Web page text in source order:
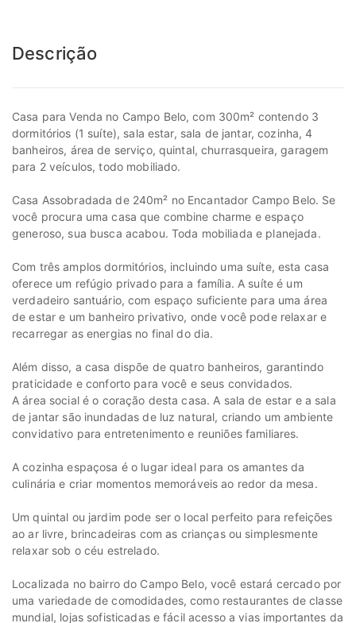
Descrição
Casa para Venda no Campo Belo, com 300m² contendo 3
dormitórios (1 suíte), sala estar, sala de jantar, cozinha, 4
banheiros, área de serviço, quintal, churrasqueira, garagem
para 2 veículos, todo mobiliado.
Casa Assobradada de 240m² no Encantador Campo Belo. Se
você procura uma casa que combine charme e espaço
generoso, sua busca acabou. Toda mobiliada e planejada.
Com três amplos dormitórios, incluindo uma suíte, esta casa
oferece um refúgio privado para a família. A suíte é um
verdadeiro santuário, com espaço suficiente para uma área
de estar e um banheiro privativo, onde você pode relaxar e
recarregar as energias no final do dia.
Além disso, a casa dispõe de quatro banheiros, garantindo
praticidade e conforto para você e seus convidados.
A área social é o coração desta casa. A sala de estar e a sala
de jantar são inundadas de luz natural, criando um ambiente
convidativo para entretenimento e reuniões familiares.
A cozinha espaçosa é o lugar ideal para os amantes da
culinária e criar momentos memoráveis ao redor da mesa.
Um quintal ou jardim pode ser o local perfeito para refeições
ao ar livre, brincadeiras com as crianças ou simplesmente
relaxar sob o céu estrelado.
Localizada no bairro do Campo Belo, você estará cercado por
uma variedade de comodidades, como restaurantes de classe
mundial, lojas sofisticadas e fácil acesso a vias importantes da